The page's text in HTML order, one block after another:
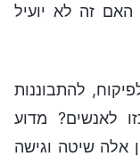
האם זה לא יועיל
להתבוננות
לאנשים? מדוע
אלה שיטה וגישה